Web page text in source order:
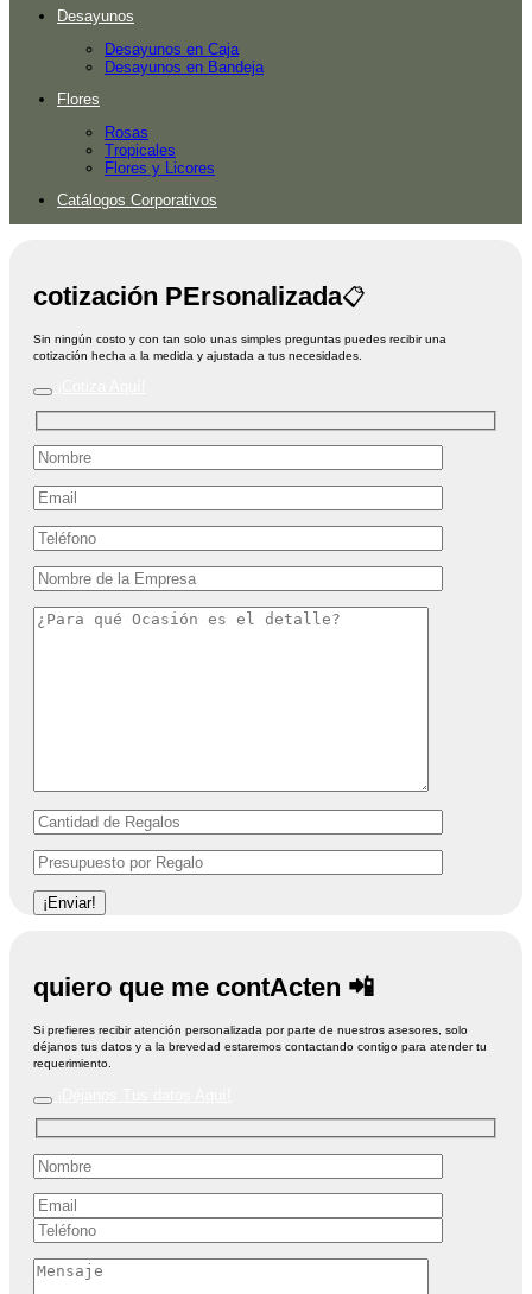
Desayunos
Desayunos en Caja
Desayunos en Bandeja
Flores
Rosas
Tropicales
Flores y Licores
Catálogos Corporativos
cotización PErsonalizada📋
Sin ningún costo y con tan solo unas simples preguntas puedes recibir una
cotización hecha a la medida y ajustada a tus necesidades.
quiero que me contActen 📲
Si prefieres recibir atención personalizada por parte de nuestros asesores, solo
déjanos tus datos y a la brevedad estaremos contactando contigo para atender tu
requerimiento.